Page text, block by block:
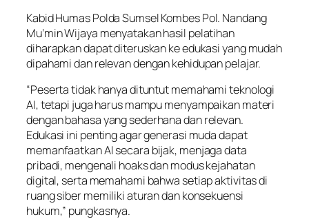
Kabid Humas Polda Sumsel Kombes Pol. Nandang
Mu’min Wijaya menyatakan hasil pelatihan
diharapkan dapat diteruskan ke edukasi yang mudah
dipahami dan relevan dengan kehidupan pelajar.
“Peserta tidak hanya dituntut memahami teknologi
AI, tetapi juga harus mampu menyampaikan materi
dengan bahasa yang sederhana dan relevan.
Edukasi ini penting agar generasi muda dapat
memanfaatkan AI secara bijak, menjaga data
pribadi, mengenali hoaks dan modus kejahatan
digital, serta memahami bahwa setiap aktivitas di
ruang siber memiliki aturan dan konsekuensi
hukum,” pungkasnya.